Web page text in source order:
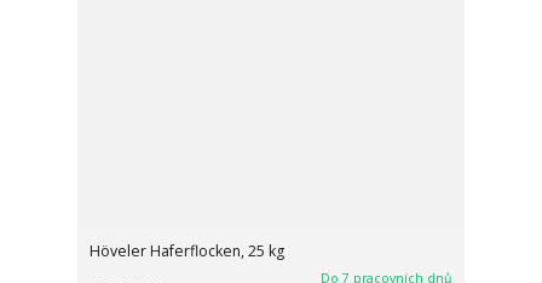
Höveler Haferflocken, 25 kg
Do 7 pracovních dnů